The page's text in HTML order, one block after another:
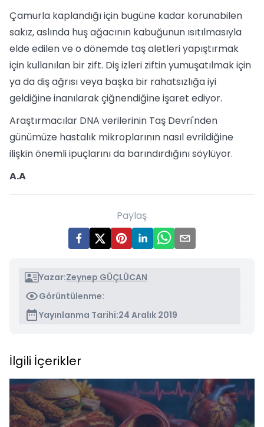
Çamurla kaplandığı için bugüne kadar korunabilen
sakız, aslında huş ağacının kabuğunun ısıtılmasıyla
elde edilen ve o dönemde taş aletleri yapıştırmak
için kullanılan bir zift. Diş izleri ziftin yumuşatılmak için
ya da diş ağrısı veya başka bir rahatsızlığa iyi
geldiğine inanılarak çiğnendiğine işaret ediyor.
Araştırmacılar DNA verilerinin Taş Devri'nden
günümüze hastalık mikroplarının nasıl evrildiğine
ilişkin önemli ipuçlarını da barındırdığını söylüyor.
A.A
Paylaş
Yazar:Zeynep GÜÇLÜCAN
Görüntülenme:
Yayınlanma Tarihi:24 Aralık 2019
İlgili İçerikler